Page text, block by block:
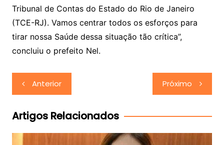
Tribunal de Contas do Estado do Rio de Janeiro
(TCE-RJ). Vamos centrar todos os esforços para
tirar nossa Saúde dessa situação tão crítica”,
concluiu o prefeito Nel.
Navegação
de
Post
Anterior Próximo
Artigos Relacionados